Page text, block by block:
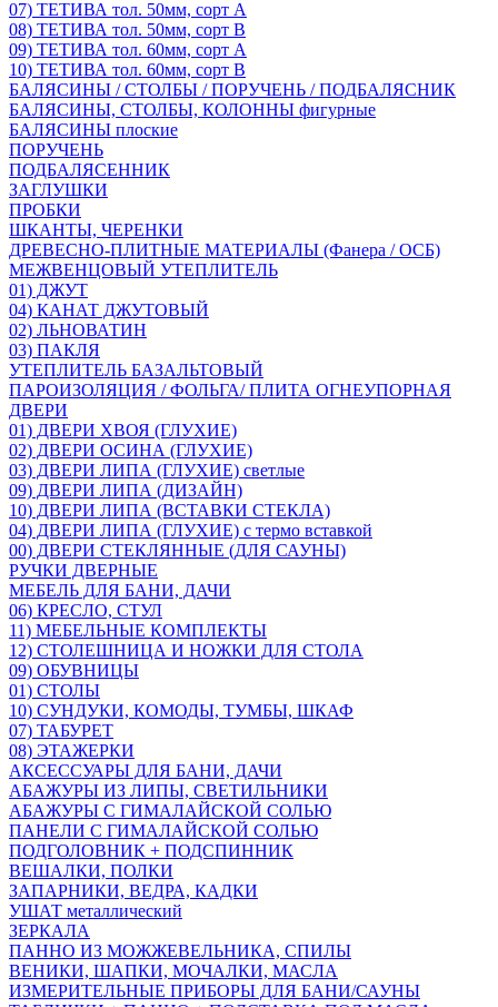
07) ТЕТИВА тол. 50мм, сорт А
08) ТЕТИВА тол. 50мм, сорт В
09) ТЕТИВА тол. 60мм, сорт А
10) ТЕТИВА тол. 60мм, сорт В
БАЛЯСИНЫ / СТОЛБЫ / ПОРУЧЕНЬ / ПОДБАЛЯСНИК
БАЛЯСИНЫ, СТОЛБЫ, КОЛОННЫ фигурные
БАЛЯСИНЫ плоские
ПОРУЧЕНЬ
ПОДБАЛЯСЕННИК
ЗАГЛУШКИ
ПРОБКИ
ШКАНТЫ, ЧЕРЕНКИ
ДРЕВЕСНО-ПЛИТНЫЕ МАТЕРИАЛЫ (Фанера / ОСБ)
МЕЖВЕНЦОВЫЙ УТЕПЛИТЕЛЬ
01) ДЖУТ
04) КАНАТ ДЖУТОВЫЙ
02) ЛЬНОВАТИН
03) ПАКЛЯ
УТЕПЛИТЕЛЬ БАЗАЛЬТОВЫЙ
ПАРОИЗОЛЯЦИЯ / ФОЛЬГА/ ПЛИТА ОГНЕУПОРНАЯ
ДВЕРИ
01) ДВЕРИ ХВОЯ (ГЛУХИЕ)
02) ДВЕРИ ОСИНА (ГЛУХИЕ)
03) ДВЕРИ ЛИПА (ГЛУХИЕ) светлые
09) ДВЕРИ ЛИПА (ДИЗАЙН)
10) ДВЕРИ ЛИПА (ВСТАВКИ СТЕКЛА)
04) ДВЕРИ ЛИПА (ГЛУХИЕ) с термо вставкой
00) ДВЕРИ СТЕКЛЯННЫЕ (ДЛЯ САУНЫ)
РУЧКИ ДВЕРНЫЕ
МЕБЕЛЬ ДЛЯ БАНИ, ДАЧИ
06) КРЕСЛО, СТУЛ
11) МЕБЕЛЬНЫЕ КОМПЛЕКТЫ
12) СТОЛЕШНИЦА И НОЖКИ ДЛЯ СТОЛА
09) ОБУВНИЦЫ
01) СТОЛЫ
10) СУНДУКИ, КОМОДЫ, ТУМБЫ, ШКАФ
07) ТАБУРЕТ
08) ЭТАЖЕРКИ
АКСЕССУАРЫ ДЛЯ БАНИ, ДАЧИ
АБАЖУРЫ ИЗ ЛИПЫ, СВЕТИЛЬНИКИ
АБАЖУРЫ С ГИМАЛАЙСКОЙ СОЛЬЮ
ПАНЕЛИ С ГИМАЛАЙСКОЙ СОЛЬЮ
ПОДГОЛОВНИК + ПОДСПИННИК
ВЕШАЛКИ, ПОЛКИ
ЗАПАРНИКИ, ВЕДРА, КАДКИ
УШАТ металлический
ЗЕРКАЛА
ПАННО ИЗ МОЖЖЕВЕЛЬНИКА, СПИЛЫ
ВЕНИКИ, ШАПКИ, МОЧАЛКИ, МАСЛА
ИЗМЕРИТЕЛЬНЫЕ ПРИБОРЫ ДЛЯ БАНИ/САУНЫ